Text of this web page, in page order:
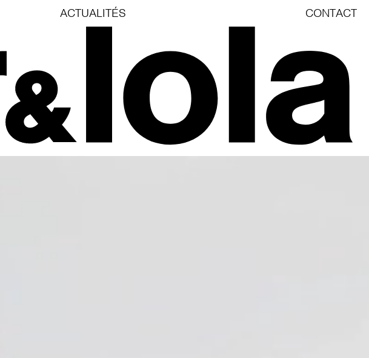
ACTUALITÉS CONTACT